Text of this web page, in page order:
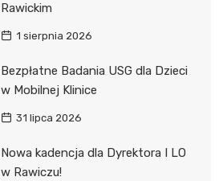
Rawickim
1 sierpnia 2026
Bezpłatne Badania USG dla Dzieci
w Mobilnej Klinice
31 lipca 2026
Nowa kadencja dla Dyrektora I LO
w Rawiczu!